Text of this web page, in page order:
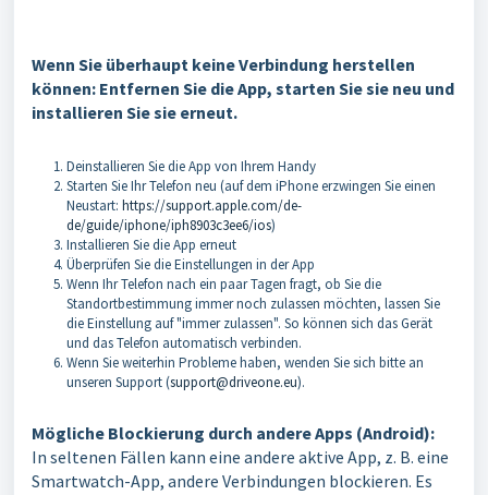
Wenn Sie überhaupt keine Verbindung herstellen
können: Entfernen Sie die App, starten Sie sie neu und
installieren Sie sie erneut.
Deinstallieren Sie die App von Ihrem Handy
Starten Sie Ihr Telefon neu (auf dem iPhone erzwingen Sie einen
Neustart: https://support.apple.com/de-
de/guide/iphone/iph8903c3ee6/ios)
Installieren Sie die App erneut
Überprüfen Sie die Einstellungen in der App
Wenn Ihr Telefon nach ein paar Tagen fragt, ob Sie die
Standortbestimmung immer noch zulassen möchten, lassen Sie
die Einstellung auf "immer zulassen". So können sich das Gerät
und das Telefon automatisch verbinden.
Wenn Sie weiterhin Probleme haben, wenden Sie sich bitte an
unseren Support (support@driveone.eu).
Mögliche Blockierung durch andere Apps (Android):
In seltenen Fällen kann eine andere aktive App, z. B. eine
Smartwatch-App, andere Verbindungen blockieren. Es